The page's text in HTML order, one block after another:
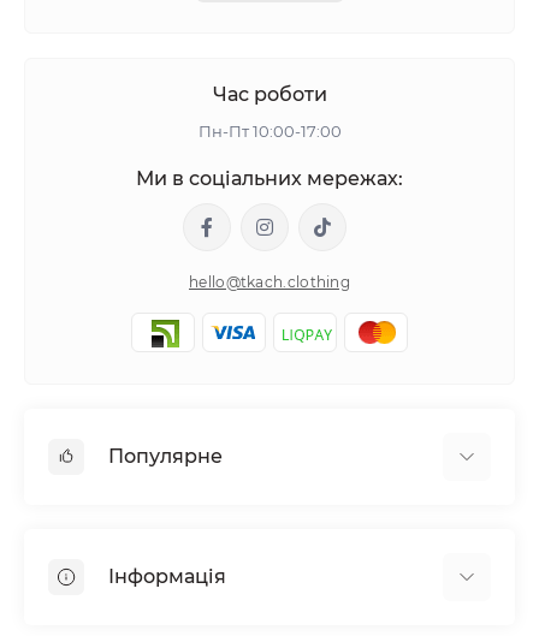
Час роботи
Пн-Пт 10:00-17:00
Ми в соціальних мережах:
hello@tkach.clothing
Популярне
Простирадла на резинці
Інформація